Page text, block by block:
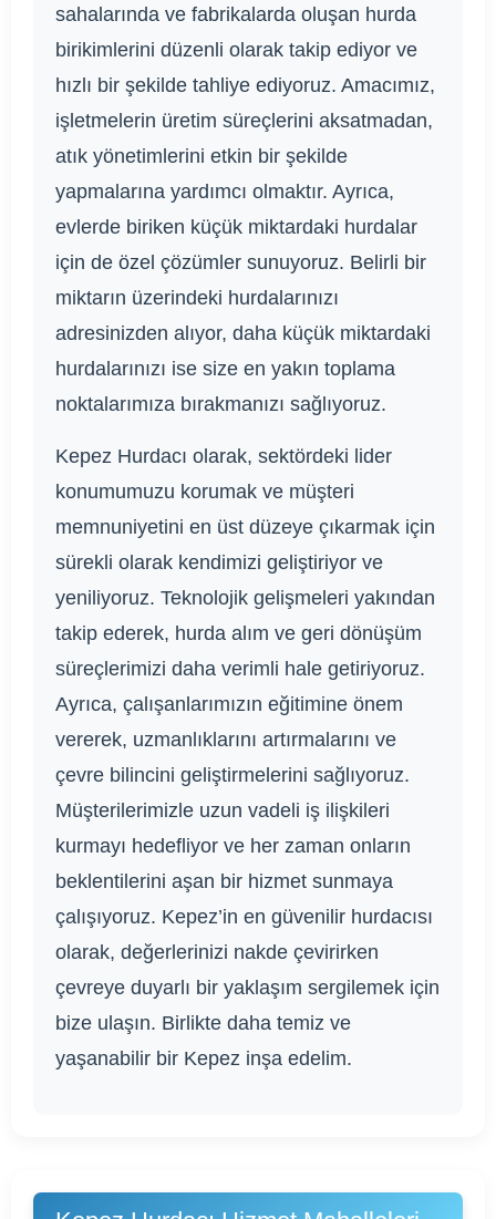
sahalarında ve fabrikalarda oluşan hurda
birikimlerini düzenli olarak takip ediyor ve
hızlı bir şekilde tahliye ediyoruz. Amacımız,
işletmelerin üretim süreçlerini aksatmadan,
atık yönetimlerini etkin bir şekilde
yapmalarına yardımcı olmaktır. Ayrıca,
evlerde biriken küçük miktardaki hurdalar
için de özel çözümler sunuyoruz. Belirli bir
miktarın üzerindeki hurdalarınızı
adresinizden alıyor, daha küçük miktardaki
hurdalarınızı ise size en yakın toplama
noktalarımıza bırakmanızı sağlıyoruz.
Kepez Hurdacı olarak, sektördeki lider
konumumuzu korumak ve müşteri
memnuniyetini en üst düzeye çıkarmak için
sürekli olarak kendimizi geliştiriyor ve
yeniliyoruz. Teknolojik gelişmeleri yakından
takip ederek, hurda alım ve geri dönüşüm
süreçlerimizi daha verimli hale getiriyoruz.
Ayrıca, çalışanlarımızın eğitimine önem
vererek, uzmanlıklarını artırmalarını ve
çevre bilincini geliştirmelerini sağlıyoruz.
Müşterilerimizle uzun vadeli iş ilişkileri
kurmayı hedefliyor ve her zaman onların
beklentilerini aşan bir hizmet sunmaya
çalışıyoruz. Kepez’in en güvenilir hurdacısı
olarak, değerlerinizi nakde çevirirken
çevreye duyarlı bir yaklaşım sergilemek için
bize ulaşın. Birlikte daha temiz ve
yaşanabilir bir Kepez inşa edelim.